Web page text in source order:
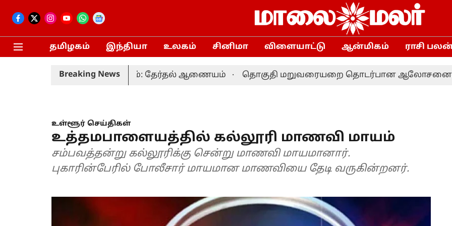
தமிழகம் இந்தியா உலகம் சினிமா விளையாட்டு ஆன்மிகம் ராசி
Breaking News
20-ம் தேதி நடைபெறும்: தேர்தல் ஆணையம் தொகுதி மறுவரையறை தொடர்பான ஆலோசனை: தமிழக
உள்ளூர் செய்திகள்
உத்தமபாளையத்தில் கல்லூரி மாணவி மாயம்
சம்பவத்தன்று கல்லூரிக்கு சென்று மாணவி மாயமானார்.
புகாரின்பேரில் போலீசார் மாயமான மாணவியை தேடி வருகின்றனர்.